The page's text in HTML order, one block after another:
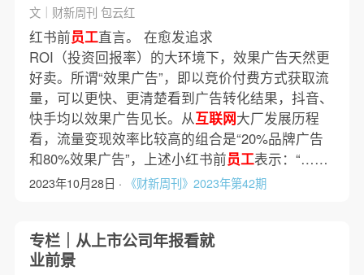
文｜财新周刊 包云红
红书前员工直言。 在愈发追求
ROI（投资回报率）的大环境下，效果广告天然更
好卖。所谓“效果广告”，即以竞价付费方式获取流
量，可以更快、更清楚看到广告转化结果，抖音、
快手均以效果广告见长。从互联网大厂发展历程
看，流量变现效率比较高的组合是“20%品牌广告
和80%效果广告”，上述小红书前员工表示：“……
2023年10月28日 · 《财新周刊》2023年第42期
专栏｜从上市公司年报看就
业前景